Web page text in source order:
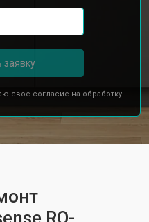
заявку
свое согласие на обработку
RQ-